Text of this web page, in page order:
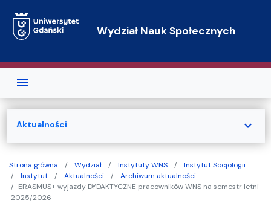
Wydział Nauk Społecznych
Strona główna Wydział Instytuty WNS
Instytut Socjologii
Instytut
Aktualności
Archiwum aktualności
ERASMUS+ wyjazdy DYDAKTYCZNE pracowników WNS na semestr letni
2025/2026
Aktualności expand_more